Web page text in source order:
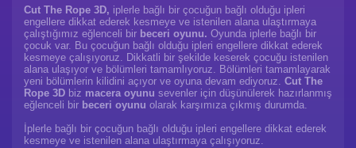
Cut The Rope 3D, iplerle bağlı bir çocuğun bağlı olduğu ipleri
engellere dikkat ederek kesmeye ve istenilen alana ulaştırmaya
çalıştığımız eğlenceli bir beceri oyunu. Oyunda iplerle bağlı bir
çocuk var. Bu çocuğun bağlı olduğu ipleri engellere dikkat ederek
kesmeye çalışıyoruz. Dikkatli bir şekilde keserek çocuğu istenilen
alana ulaşıyor ve bölümleri tamamlıyoruz. Bölümleri tamamlayarak
yeni bölümlerin kilidini açıyor ve oyuna devam ediyoruz. Cut The
Rope 3D biz macera oyunu sevenler için düşünülerek hazırlanmış
eğlenceli bir beceri oyunu olarak karşımıza çıkmış durumda.
İplerle bağlı bir çocuğun bağlı olduğu ipleri engellere dikkat ederek
kesmeye ve istenilen alana ulaştırmaya çalışıyoruz.